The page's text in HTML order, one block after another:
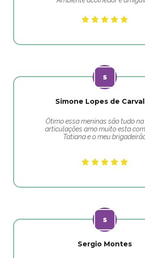
Simone Lopes de
Ótimo essa meninas são tudo
articulações amo muito esta
Tatiana e o meu
Sergio Montes